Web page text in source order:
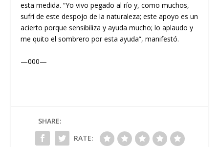
esta medida. “Yo vivo pegado al río y, como muchos,
sufrí de este despojo de la naturaleza; este apoyo es un
acierto porque sensibiliza y ayuda mucho; lo aplaudo y
me quito el sombrero por esta ayuda”, manifestó.
—000—
SHARE:
RATE: